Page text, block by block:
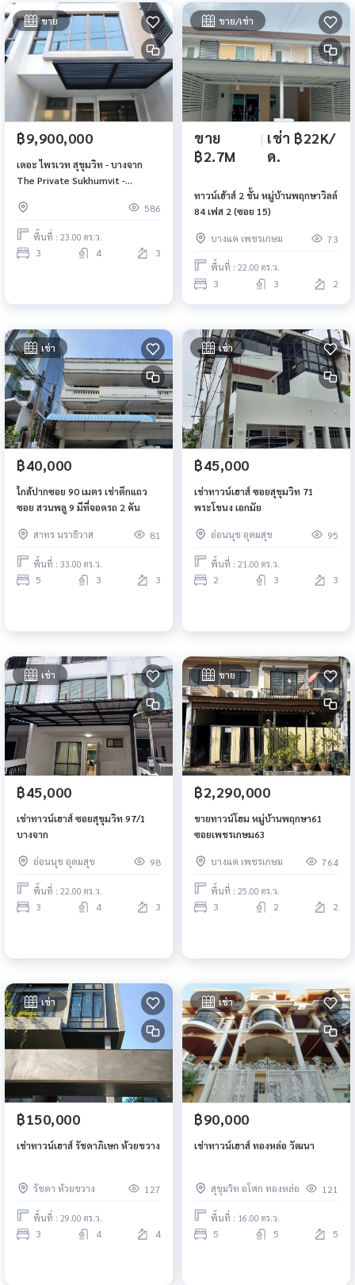
ขาย
฿9,900,000
เดอะ ไพรเวท สุขุมวิท - บางจาก
The Private Sukhumvit -
586
พื้นที่ : 23.00 ตร.ว.
3 4 3
ขาย/เช่า
ขาย
฿2.7M
| เช่า ฿22K/
ด.
ทาวน์เฮ้าส์ 2 ชั้น หมู่บ้านพฤกษาวิลล์
84 เฟส 2 (ซอย 15)
บางแค เพชรเกษม 73
พื้นที่ : 22.00 ตร.ว.
3 3 2
เช่า
฿40,000
ใกล้ปากซอย 90 เมตร เช่าตึกแถว
ซอย สวนพลู 9 มีที่จอดรถ 2 คัน
สาทร นราธิวาส 81
พื้นที่ : 33.00 ตร.ว.
5 3 3
เช่า
฿45,000
เช่าทาวน์เฮาส์ ซอยสุขุมวิท 71
พระโขนง เอกมัย
อ่อนนุช อุดมสุข 95
พื้นที่ : 21.00 ตร.ว.
2 3 3
เช่า
฿45,000
เช่าทาวน์เฮาส์ ซอยสุขุมวิท 97/1
บางจาก
อ่อนนุช อุดมสุข 98
พื้นที่ : 22.00 ตร.ว.
3 4 3
ขาย
฿2,290,000
ขายทาวน์โฮม หมู่บ้านพฤกษา61
ซอยเพชรเกษม63
บางแค เพชรเกษม 764
พื้นที่ : 25.00 ตร.ว.
3 2 2
เช่า
฿150,000
เช่าทาวน์เฮาส์ รัชดาภิเษก ห้วยขวาง
รัชดา ห้วยขวาง 127
พื้นที่ : 29.00 ตร.ว.
3 4 4
เช่า
฿90,000
เช่าทาวน์เฮาส์ ทองหล่อ วัฒนา
สุขุมวิท อโศก ทองหล่อ 121
พื้นที่ : 16.00 ตร.ว.
5 5 5